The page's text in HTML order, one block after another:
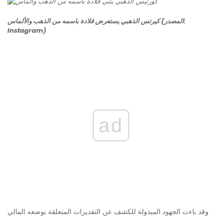
كيرتس الذهبي يستعرض قلادة باسمه من الذهب والألماس (المصدر:
Instagram)
ad
وقد باءت الجهود المبذولة للكشف عن التقديرات المتعلقة بوضعه المالي